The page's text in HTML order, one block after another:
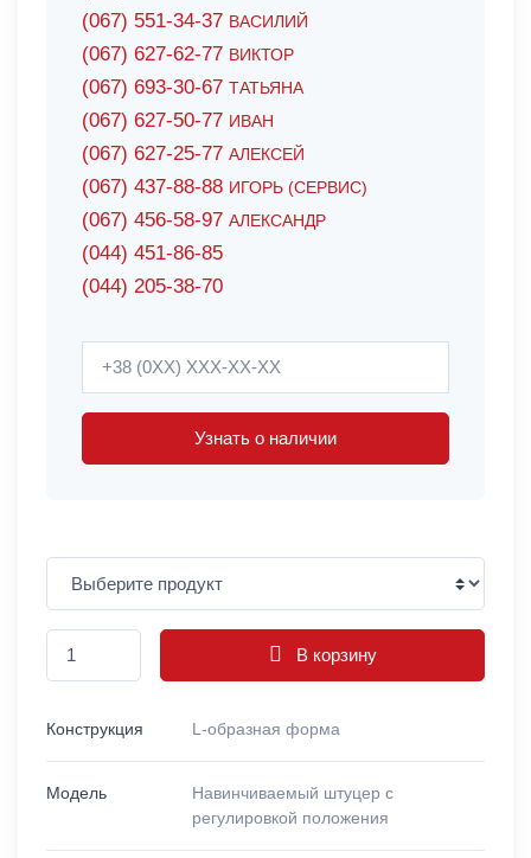
(067) 551-34-37 ВАСИЛИЙ
(067) 627-62-77 ВИКТОР
(067) 693-30-67 ТАТЬЯНА
(067) 627-50-77 ИВАН
(067) 627-25-77 АЛЕКСЕЙ
(067) 437-88-88 ИГОРЬ (СЕРВИС)
(067) 456-58-97 АЛЕКСАНДР
(044) 451-86-85
(044) 205-38-70
Узнать о наличии
В корзину
Конструкция L-образная форма
Модель
Навинчиваемый штуцер с
регулировкой положения